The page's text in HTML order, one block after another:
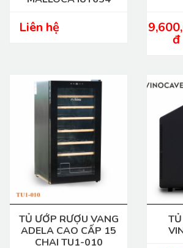
Liên hệ
đ
TỦ ƯỚP RƯỢU VANG
ADELA CAO CẤP 15
CHAI TU1-010